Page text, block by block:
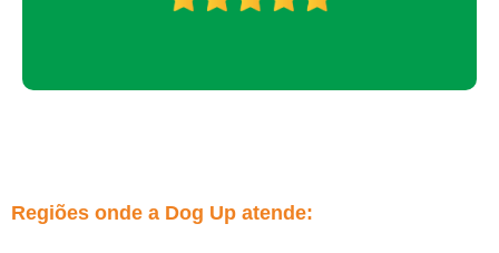
Regiões onde a Dog Up atende: